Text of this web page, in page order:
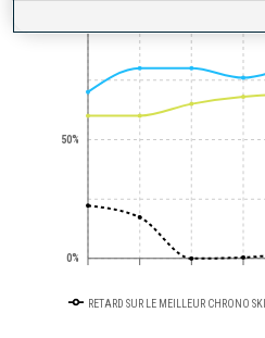
0%
50%
RETARD SUR LE MEILLEUR CHRONO SKI